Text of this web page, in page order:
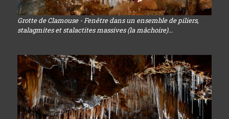
Grotte de Clamouse - Fenêtre dans un ensemble de piliers,
stalagmites et stalactites massives (la mâchoire)...